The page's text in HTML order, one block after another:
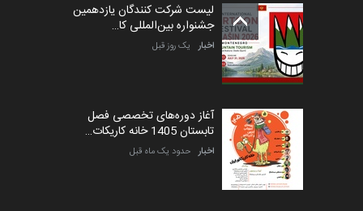
لیست شرکت کنندگان یازدهمین
جشنواره بین‌المللی کا…
اخبار یک روز قبل
آغاز دوره‌های تخصصی فصل
تابستان 1405 خانه کاریکات…
اخبار حدود یک ماه قبل